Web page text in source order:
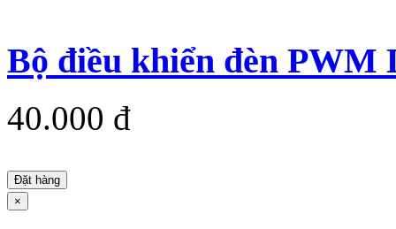
Bộ điều khiển đèn PWM
40.000 đ
Đặt hàng
×